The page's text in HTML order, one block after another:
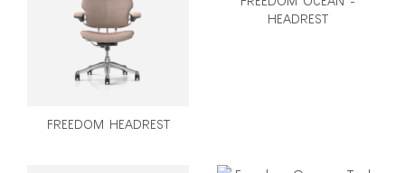
FREEDOM HEADREST
HEADREST